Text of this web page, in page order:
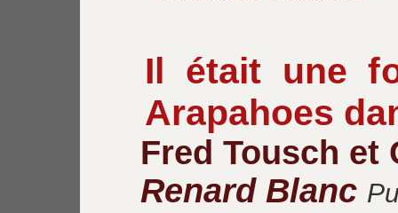
Il était une
Arapahoes
Fred Tousch et
Renard Blanc